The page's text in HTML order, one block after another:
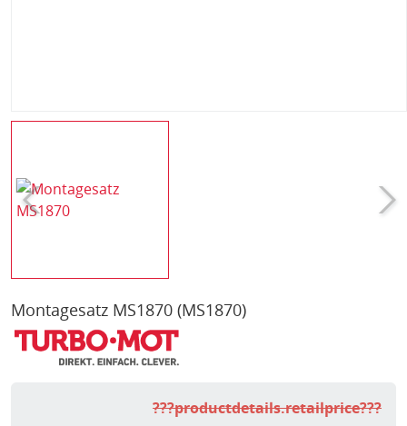
Montagesatz MS1870 (MS1870)
???productdetails.retailprice???